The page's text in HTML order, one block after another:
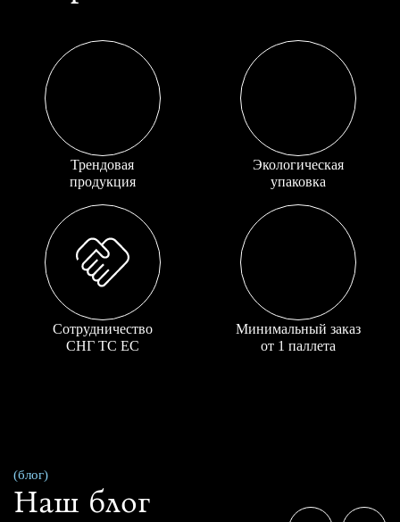
Трендовая
продукция
Экологическая
упаковка
Сотрудничество
СНГ ТС ЕС
Минимальный заказ
от 1 паллета
(блог)
Наш блог